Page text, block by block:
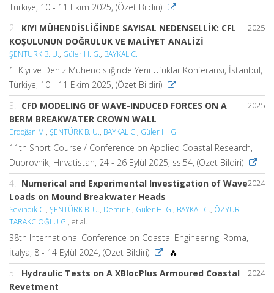
Türkiye, 10 - 11 Ekim 2025, (Özet Bildiri)
2025
2.
KIYI MÜHENDİSLİĞİNDE SAYISAL NEDENSELLİK: CFL
KOŞULUNUN DOĞRULUK VE MALİYET ANALİZİ
ŞENTÜRK B. U., Güler H. G., BAYKAL C.
1. Kıyı ve Deniz Mühendisliğinde Yeni Ufuklar Konferansı, İstanbul,
Türkiye, 10 - 11 Ekim 2025, (Özet Bildiri)
2025
3.
CFD MODELING OF WAVE-INDUCED FORCES ON A
BERM BREAKWATER CROWN WALL
Erdoğan M., ŞENTÜRK B. U., BAYKAL C., Güler H. G.
11th Short Course / Conference on Applied Coastal Research,
Dubrovnik, Hırvatistan, 24 - 26 Eylül 2025, ss.54, (Özet Bildiri)
2024
4.
Numerical and Experimental Investigation of Wave
Loads on Mound Breakwater Heads
Sevindik C., ŞENTÜRK B. U., Demir F., Güler H. G., BAYKAL C., ÖZYURT
TARAKCIOĞLU G., et al.
38th International Conference on Coastal Engineering, Roma,
İtalya, 8 - 14 Eylül 2024, (Özet Bildiri)
2024
5.
Hydraulic Tests on A XBlocPlus Armoured Coastal
Revetment